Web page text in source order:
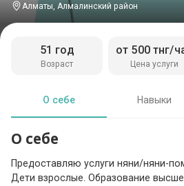
Алматы, Алмалинский район
Возраст
51 год
Цена услуги
от 500 тнг/
О себе Навыки
О себе
Предоставляю услуги няни/няни-
Дети взрослые. Образование